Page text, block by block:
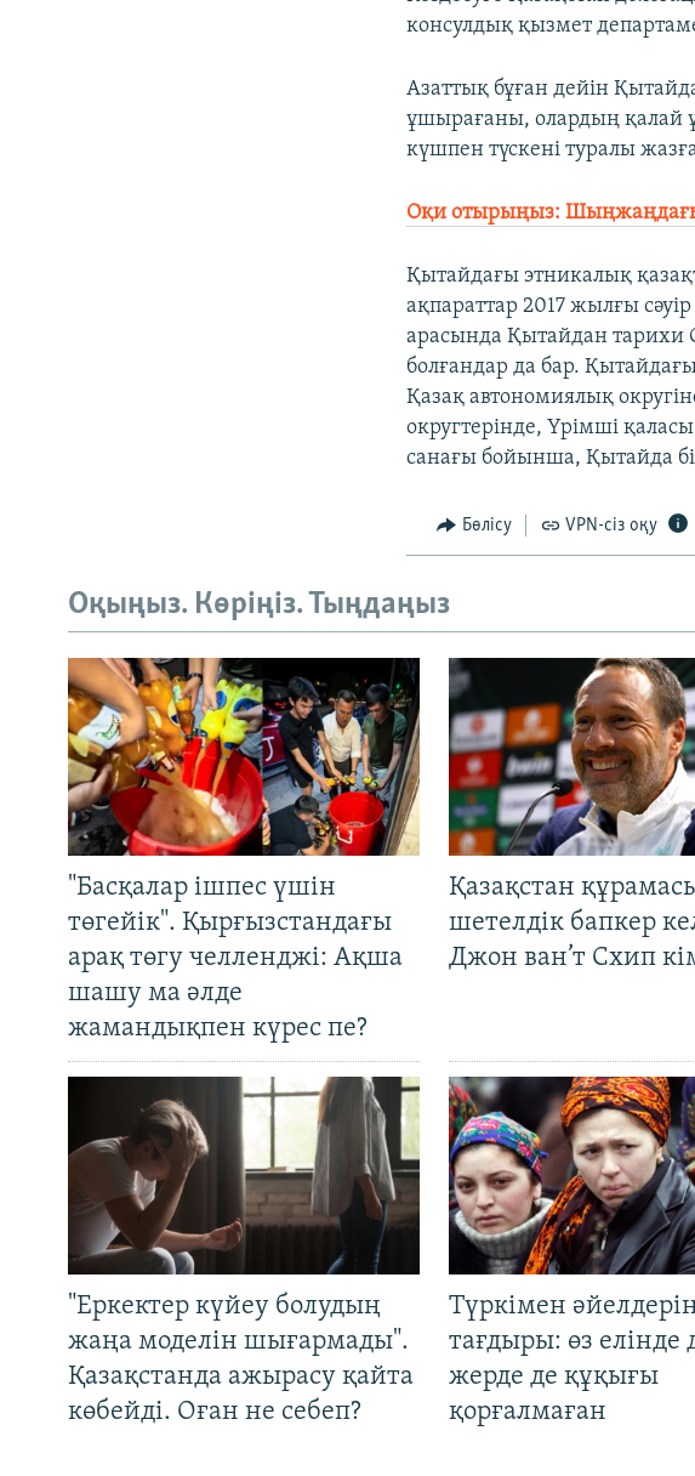
консулдық қызмет
Азаттық бұған дейін
ұшырағаны, олардың қалай
күшпен түскені туралы
Оқи отырыңыз: Шыңжаңдағы
Қытайдағы этникалық
ақпараттар 2017 жылғы
арасында Қытайдан тарихи
болғандар да бар.
Қазақ автономиялық
округтерінде, Үрімші
санағы бойынша, Қытайда
Бөлісу VPN-сіз оқу
Оқыңыз. Көріңіз. Тыңдаңыз
"Басқалар ішпес үшін
төгейік". Қырғызстандағы
арақ төгу челленджі: Ақша
шашу ма әлде
жамандықпен күрес пе?
Қазақстан
шетелдік бапкер
Джон ван’т Схип
"Еркектер күйеу болудың
жаңа моделін шығармады".
Қазақстанда ажырасу қайта
көбейді. Оған не себеп?
Түркімен
тағдыры: өз елінде
жерде де құқығы
қорғалмаған